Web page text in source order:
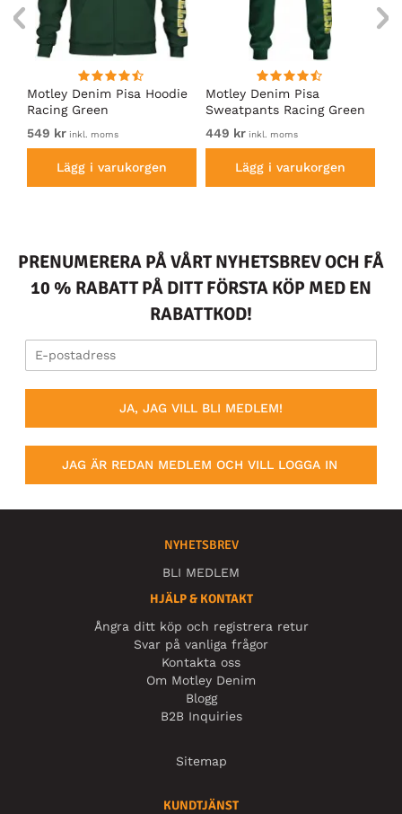
Motley Denim Pisa Hoodie
Racing Green
549 kr inkl. moms
Lägg i varukorgen
Motley Denim Pisa
Sweatpants Racing Green
449 kr inkl. moms
Lägg i varukorgen
PRENUMERERA PÅ VÅRT NYHETSBREV OCH FÅ
10 % RABATT PÅ DITT FÖRSTA KÖP MED EN
RABATTKOD!
JA, JAG VILL BLI MEDLEM!
JAG ÄR REDAN MEDLEM OCH VILL LOGGA IN
NYHETSBREV
BLI MEDLEM
HJÄLP & KONTAKT
Ångra ditt köp och registrera retur
Svar på vanliga frågor
Kontakta oss
Om Motley Denim
Blogg
B2B Inquiries
Sitemap
KUNDTJÄNST